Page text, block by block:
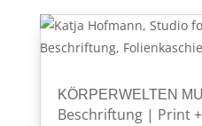
KÖRPERWELTEN
Beschriftung| Print